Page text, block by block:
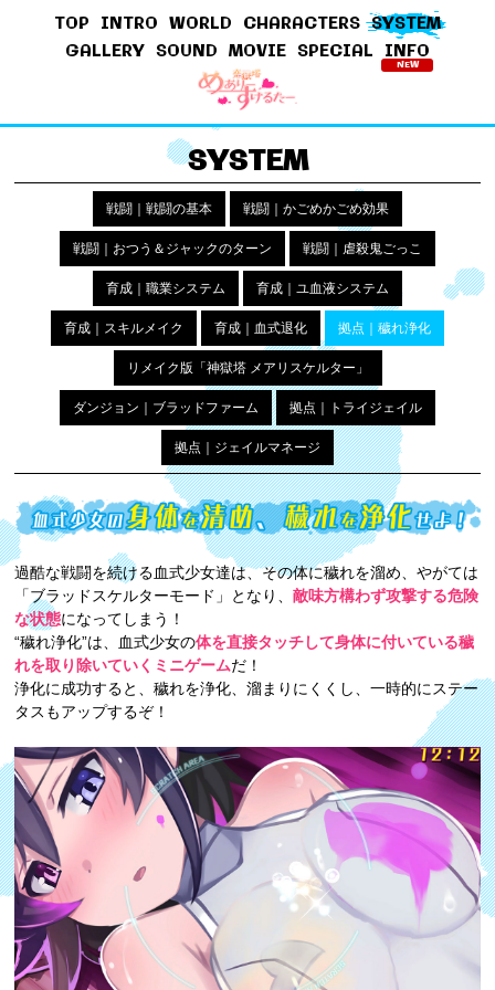
TOP INTRO WORLD CHARACTERS SYSTEM
GALLERY SOUND MOVIE SPECIAL INFO
NEW
SYSTEM
戦闘｜戦闘の基本 戦闘｜かごめかごめ効果
戦闘｜おつう＆ジャックのターン 戦闘｜虐殺鬼ごっこ
育成｜職業システム 育成｜ユ血液システム
育成｜スキルメイク 育成｜血式退化 拠点｜穢れ浄化
リメイク版「神獄塔 メアリスケルター」
ダンジョン｜ブラッドファーム 拠点｜トライジェイル
拠点｜ジェイルマネージ
過酷な戦闘を続ける血式少女達は、その体に穢れを溜め、やがては
「ブラッドスケルターモード」となり、敵味方構わず攻撃する危険
な状態になってしまう！
“穢れ浄化”は、血式少女の体を直接タッチして身体に付いている穢
れを取り除いていくミニゲームだ！
浄化に成功すると、穢れを浄化、溜まりにくくし、一時的にステー
タスもアップするぞ！